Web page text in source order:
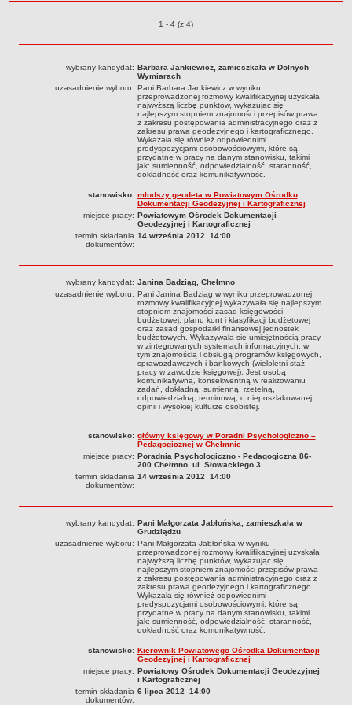
NASZ POWIAT
Dane podstawowe i lokalizacja
Strategia rozwoju
Samodzielne stanowiska pracy
Regulamin organizacyjny
Praca w urzędzie
Praca w urzędzie - archiwum
Adres i godziny pracy
Procedura antymobbingowa
Standardy ochrony małoletnich
AKTUALNOŚCI I OGŁOSZENIA
OBWIESZCZENIA (Z ART. 49 KPA)
Zgłoszenia robót budowlanych z projektem
Inwestycje celu publicznego z zakresu łączności publicznej
NIEODPŁATNA POMOC PRAWNA
PLAN POSTĘPOWAŃ O UDZIELENIE ZAMÓWIEŃ
Programy
Karty informacyjne SIOS
Informacje o środowisku
Zgłoszenia instalacji wytwarzających pola elektromagnetyczne
Ogłoszenia o naborze o pozycjach
1 - 4 (z 4)
wybrany kandydat: Barbara Jankiewicz, zamieszkała w Dolnych
Wymiarach
uzasadnienie wyboru: Pani Barbara Jankiewicz w wyniku
przeprowadzonej rozmowy kwalifikacyjnej uzyskała
najwyższą liczbę punktów, wykazując się
najlepszym stopniem znajomości przepisów prawa
z zakresu postępowania administracyjnego oraz z
zakresu prawa geodezyjnego i kartograficznego.
Wykazała się również odpowiednimi
predyspozycjami osobowościowymi, które są
przydatne w pracy na danym stanowisku, takimi
jak: sumienność, odpowiedzialność, staranność,
dokładność oraz komunikatywność.
stanowisko: młodszy geodeta w Powiatowym Ośrodku
Dokumentacji Geodezyjnej i Kartograficznej
miejsce pracy: Powiatowym Ośrodek Dokumentacji
Geodezyjnej i Kartograficznej
termin składania
dokumentów:
14 września 2012 14:00
wybrany kandydat: Janina Badziąg, Chełmno
uzasadnienie wyboru: Pani Janina Badziąg w wyniku przeprowadzonej
rozmowy kwalifikacyjnej wykazywała się najlepszym
stopniem znajomości zasad księgowości
budżetowej, planu kont i klasyfikacji budżetowej
oraz zasad gospodarki finansowej jednostek
budżetowych. Wykazywała się umiejętnością pracy
w zintegrowanych systemach informacyjnych, w
tym znajomością i obsługą programów księgowych,
sprawozdawczych i bankowych (wieloletni staż
pracy w zawodzie księgowej). Jest osobą
komunikatywną, konsekwentną w realizowaniu
zadań, dokładną, sumienną, rzetelną,
odpowiedzialną, terminową, o nieposzlakowanej
opinii i wysokiej kulturze osobistej.
stanowisko: główny księgowy w Poradni Psychologiczno –
Pedagogicznej w Chełmnie
miejsce pracy: Poradnia Psychologiczno - Pedagogiczna 86-
200 Chełmno, ul. Słowackiego 3
termin składania
dokumentów:
14 września 2012 14:00
wybrany kandydat: Pani Małgorzata Jabłońska, zamieszkała w
Grudziądzu
uzasadnienie wyboru: Pani Małgorzata Jabłońska w wyniku
przeprowadzonej rozmowy kwalifikacyjnej uzyskała
najwyższą liczbę punktów, wykazując się
najlepszym stopniem znajomości przepisów prawa
z zakresu postępowania administracyjnego oraz z
zakresu prawa geodezyjnego i kartograficznego.
Wykazała się również odpowiednimi
predyspozycjami osobowościowymi, które są
przydatne w pracy na danym stanowisku, takimi
jak: sumienność, odpowiedzialność, staranność,
dokładność oraz komunikatywność.
stanowisko: Kierownik Powiatowego Ośrodka Dokumentacji
Geodezyjnej i Kartograficznej
miejsce pracy: Powiatowy Ośrodek Dokumentacji Geodezyjnej
i Kartograficznej
termin składania
dokumentów:
6 lipca 2012 14:00